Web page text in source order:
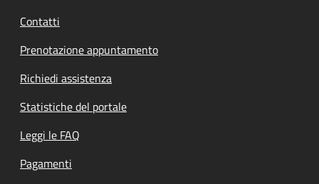
Contatti
Prenotazione appuntamento
Richiedi assistenza
Statistiche del portale
Leggi le FAQ
Pagamenti